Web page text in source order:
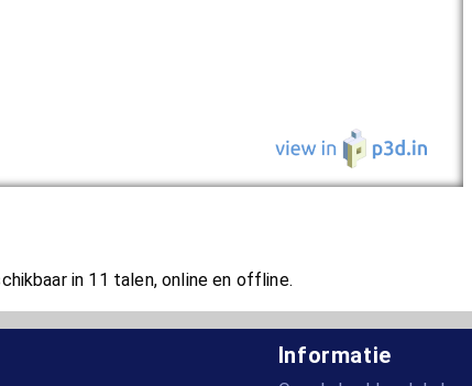
in 11 talen, online en offline.
Informatie